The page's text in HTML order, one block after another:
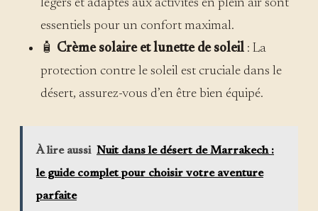
légers et adaptés aux activités en plein air sont
essentiels pour un confort maximal.
🧴 Crème solaire et lunette de soleil: La
protection contre le soleil est cruciale dans le
désert, assurez-vous d’en être bien équipé.
À lire aussi Nuit dans le désert de Marrakech :
le guide complet pour choisir votre aventure
parfaite